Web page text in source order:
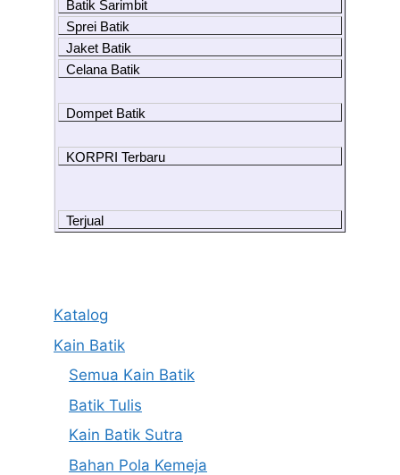
Batik Sarimbit
Sprei Batik
Jaket Batik
Celana Batik
Dompet Batik
KORPRI Terbaru
Terjual
Katalog
Kain Batik
Semua Kain Batik
Batik Tulis
Kain Batik Sutra
Bahan Pola Kemeja